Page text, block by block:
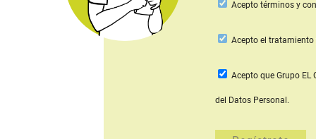
Acepto términos y
Aceptoel tratamiento
Acepto que Grupo EL
del Datos Personal.